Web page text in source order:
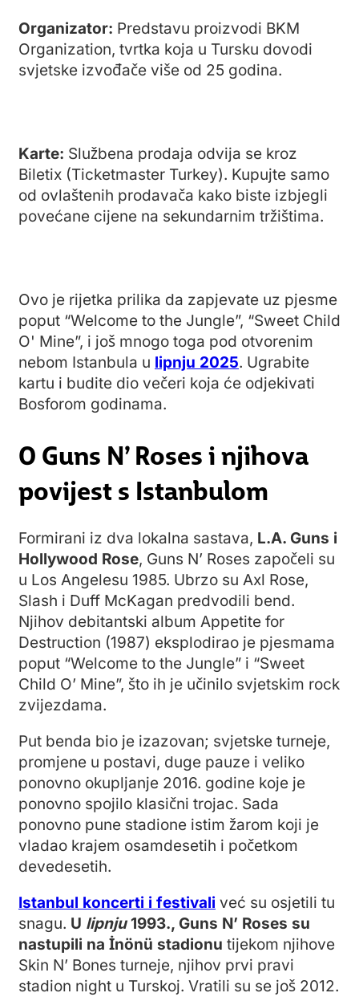
Organizator: Predstavu proizvodi BKM
Organization, tvrtka koja u Tursku dovodi
svjetske izvođače više od 25 godina.
Karte: Službena prodaja odvija se kroz
Biletix (Ticketmaster Turkey). Kupujte samo
od ovlaštenih prodavača kako biste izbjegli
povećane cijene na sekundarnim tržištima.
Ovo je rijetka prilika da zapjevate uz pjesme
poput “Welcome to the Jungle”, “Sweet Child
O' Mine”, i još mnogo toga pod otvorenim
nebom Istanbula u lipnju 2025. Ugrabite
kartu i budite dio večeri koja će odjekivati
Bosforom godinama.
O Guns N’ Roses i njihova
povijest s Istanbulom
Formirani iz dva lokalna sastava, L.A. Guns i
Hollywood Rose, Guns N’ Roses započeli su
u Los Angelesu 1985. Ubrzo su Axl Rose,
Slash i Duff McKagan predvodili bend.
Njihov debitantski album Appetite for
Destruction (1987) eksplodirao je pjesmama
poput “Welcome to the Jungle” i “Sweet
Child O’ Mine”, što ih je učinilo svjetskim rock
zvijezdama.
Put benda bio je izazovan; svjetske turneje,
promjene u postavi, duge pauze i veliko
ponovno okupljanje 2016. godine koje je
ponovno spojilo klasični trojac. Sada
ponovno pune stadione istim žarom koji je
vladao krajem osamdesetih i početkom
devedesetih.
Istanbul koncerti i festivali već su osjetili tu
snagu. U lipnju1993., Guns N’ Roses su
nastupili na İnönü stadionu tijekom njihove
Skin N’ Bones turneje, njihov prvi pravi
stadion night u Turskoj. Vratili su se još 2012.